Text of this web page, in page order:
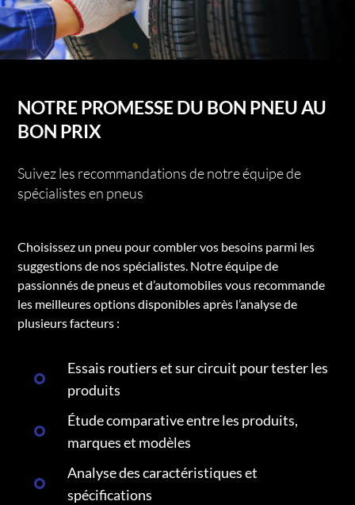
NOTRE PROMESSE DU BON PNEU AU
BON PRIX
Suivez les recommandations de notre équipe de
spécialistes en pneus
Choisissez un pneu pour combler vos besoins parmi les
suggestions de nos spécialistes. Notre équipe de
passionnés de pneus et d’automobiles vous recommande
les meilleures options disponibles après l’analyse de
plusieurs facteurs :
Essais routiers et sur circuit pour tester les
produits
Étude comparative entre les produits,
marques et modèles
Analyse des caractéristiques et
spécifications